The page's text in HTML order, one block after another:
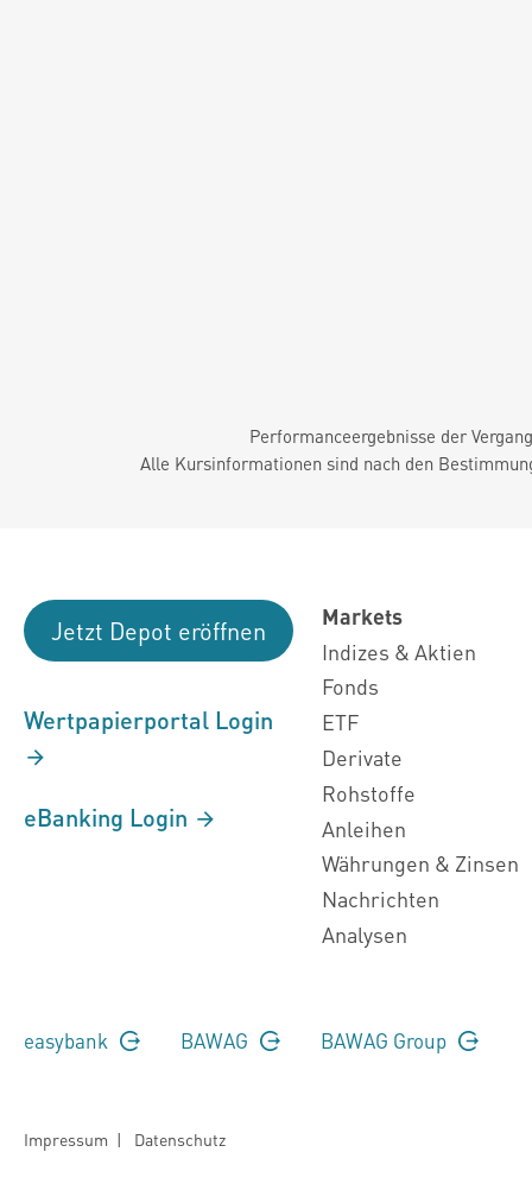
Performanceergebnisse der
Alle Kursinformationen sind nach den
Jetzt Depot eröffnen
Wertpapierportal Login
eBanking Login
Markets
Indizes & Aktien
Fonds
ETF
Derivate
Rohstoffe
Anleihen
Währungen & Zinsen
Nachrichten
Analysen
easybank BAWAG BAWAG Group
Impressum | Datenschutz